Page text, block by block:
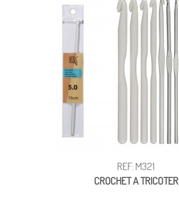
REF: M321
CROCHET A TRICOTER